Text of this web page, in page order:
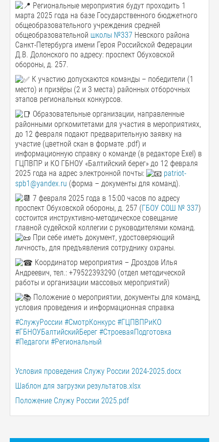
Региональные мероприятия будут проходить 1
марта 2025 года на базе Государственного бюджетного
общеобразовательного учреждения средней
общеобразовательной школы №337 Невского района
Санкт-Петербурга имени Героя Российской Федерации
Д.В. Долонского по адресу: проспект Обуховской
обороны, д. 257.
К участию допускаются команды – победители (1
место) и призёры (2 и 3 места) районных отборочных
этапов региональных конкурсов.
Образовательные организации, направленные
районными оргкомитетами для участия в мероприятиях,
до 12 февраля подают предварительную заявку на
участие (цветной скан в формате .pdf) и
информационную справку о команде (в редакторе Exel) в
ГЦПВПР и КО ГБНОУ «Балтийский берег» до 12 февраля
2025 года на адрес электронной почты:
patriot-
spb1@yandex.ru (форма – документы для команд).
7 февраля 2025 года в 15:00 часов по адресу
проспект Обуховской обороны, д. 257 (ГБОУ СОШ № 337)
состоится инструктивно-методическое совещание
главной судейской коллегии с руководителями команд.
При себе иметь документ, удостоверяющий
личность, для предъявления сотруднику охраны.
Координатор мероприятия – Дроздов Илья
Андреевич, тел.: +79522393290 (отдел методической
работы и организации массовых мероприятий)
Положение о мероприятии, документы для команд,
условия проведения и информационная справка
#СлужуРоссии #СмотрКонкурс #ГЦПВПРиКО
#ГБНОУБалтийскийБерег #СтроеваяПодготовка
#Педагоги #Региональный
Условия проведения Служу России 2024-2025.docx
Шаблон для загрузки результатов.xlsx
Положение Служу России 2025.pdf